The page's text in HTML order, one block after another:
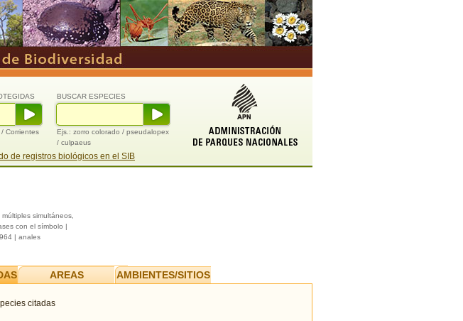
BUSCAR ESPECIES
Ejs.: zorro colorado / pseudalopex
/ culpaeus
Corrientes
de registros biológicos en el SIB
simultáneos,
con el símbolo |
| anales
AREAS AMBIENTES/SITIOS
citadas